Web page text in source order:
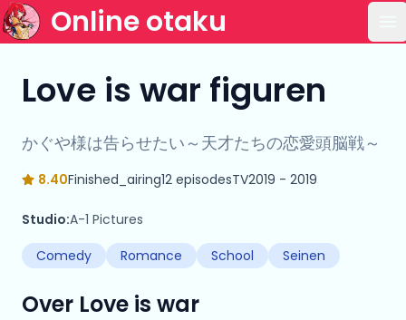
Online otaku
Love is war figuren
かぐや様は告らせたい～天才たちの恋愛頭脳戦～
8.40Finished_airing12 episodesTV2019 - 2019
Studio:A-1 Pictures
Comedy
Romance School Seinen
Over Love is war